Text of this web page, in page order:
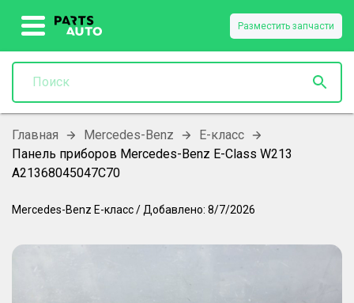
Разместить запчасти
Главная Mercedes-Benz
E-класс
Панель приборов Mercedes-Benz E-Class W213
A21368045047C70
Mercedes-Benz E-класс/ Добавлено: 8/7/2026